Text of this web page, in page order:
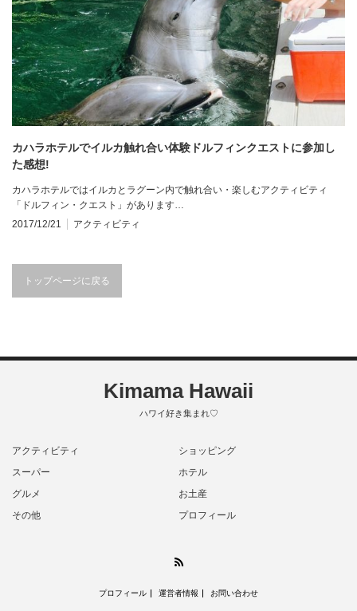
カハラホテルでイルカ触れ合い体験ドルフィンクエストに参加し
た感想!
カハラホテルではイルカとラグーン内で触れ合い・楽しむアクティビティ
「ドルフィン・クエスト」があります…
2017/12/21
アクティビティ
トップページに戻る
Kimama Hawaii
ハワイ好き集まれ♡
アクティビティ
ショッピング
スーパー
ホテル
グルメ
お土産
その他
プロフィール
プロフィール 運営者情報 お問い合わせ